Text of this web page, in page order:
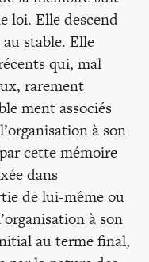
loi. Elle descend
stable. Elle
qui, mal
rarement
ment associés
à son
cette mémoire
dans
de lui-même ou
à son
au terme final,